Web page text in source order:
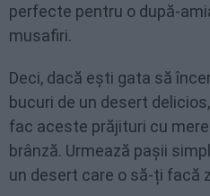
perfecte pentru o după-
musafiri.
Deci, dacă ești gata să
bucuri de un desert
fac aceste prăjituri cu
brânză. Urmează pașii
un desert care o să-ți facă